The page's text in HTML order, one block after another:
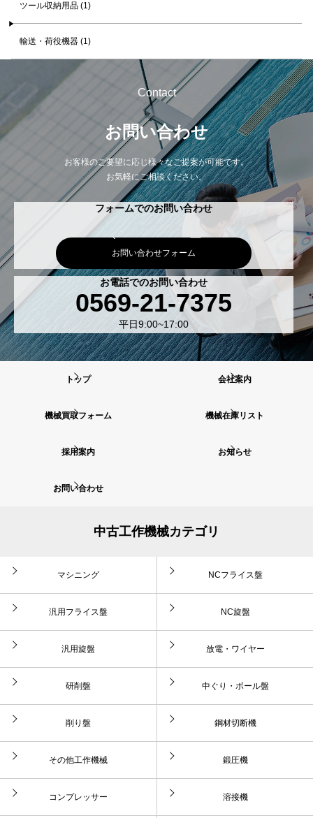
ツール収納用品 (1)
輸送・荷役機器 (1)
Contact
お問い合わせ
お客様のご要望に応じ様々なご提案が可能です。
お気軽にご相談ください。
フォームでのお問い合わせ
お問い合わせフォーム
お電話でのお問い合わせ
0569-21-7375
平日9:00~17:00
トップ 会社案内
機械買取フォーム 機械在庫リスト
採用案内 お知らせ
お問い合わせ
中古工作機械カテゴリ
マシニング NCフライス盤
汎用フライス盤 NC旋盤
汎用旋盤 放電・ワイヤー
研削盤 中ぐり・ボール盤
削り盤 鋼材切断機
その他工作機械 鍛圧機
コンプレッサー 溶接機